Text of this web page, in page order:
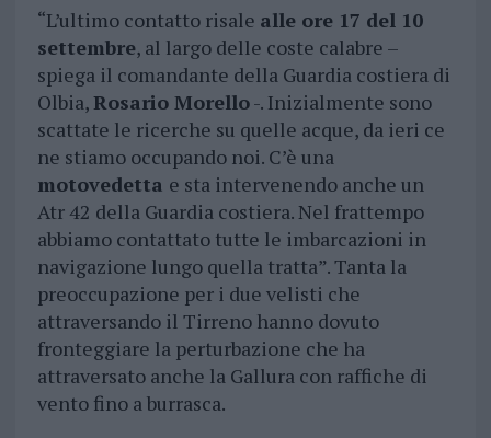
“L’ultimo contatto risale alle ore 17 del 10
settembre, al largo delle coste calabre –
spiega il comandante della Guardia costiera di
Olbia,Rosario Morello-. Inizialmente sono
scattate le ricerche su quelle acque, da ieri ce
ne stiamo occupando noi. C’è una
motovedetta e sta intervenendo anche un
Atr 42 della Guardia costiera. Nel frattempo
abbiamo contattato tutte le imbarcazioni in
navigazione lungo quella tratta”. Tanta la
preoccupazione per i due velisti che
attraversando il Tirreno hanno dovuto
fronteggiare la perturbazione che ha
attraversato anche la Gallura con raffiche di
vento fino a burrasca.